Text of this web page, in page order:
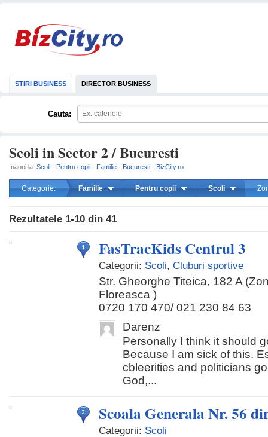
STIRI BUSINESS DIRECTOR BUSINESS
Cauta:
Scoli in Sector 2 / Bucuresti
Inapoi la: Scoli · Pentru copii · Familie · Bucuresti · BizCity.ro
Categorie: Familie Pentru copii Scoli
Rezultatele 1-10 din 41
FasTracKids Centrul 3
Categorii: Scoli, Cluburi sportive
Str. Gheorghe Titeica, 182 A
Floreasca )
0720 170 470/ 021 230 84 63
Darenz
Personally I think it should
Because I am sick of this.
cbleerities and politicians
God,...
Scoala Generala Nr. 56
Categorii: Scoli